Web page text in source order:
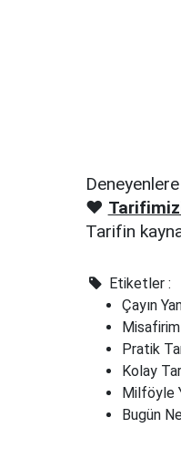
❤️
Tarifin
Etiketler :
Çayın
Pratik
Kolay
Milföyle
Bugün